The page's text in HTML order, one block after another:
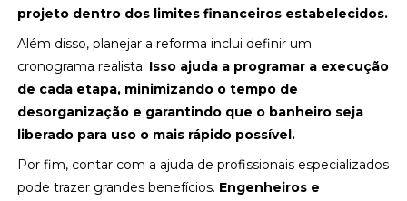
projeto dentro dos limites financeiros estabelecidos.
Além disso, planejar a reforma inclui definir um
cronograma realista. Isso ajuda a programar a execução
de cada etapa, minimizando o tempo de
desorganização e garantindo que o banheiro seja
liberado para uso o mais rápido possível.
Por fim, contar com a ajuda de profissionais especializados
pode trazer grandes benefícios. Engenheiros e